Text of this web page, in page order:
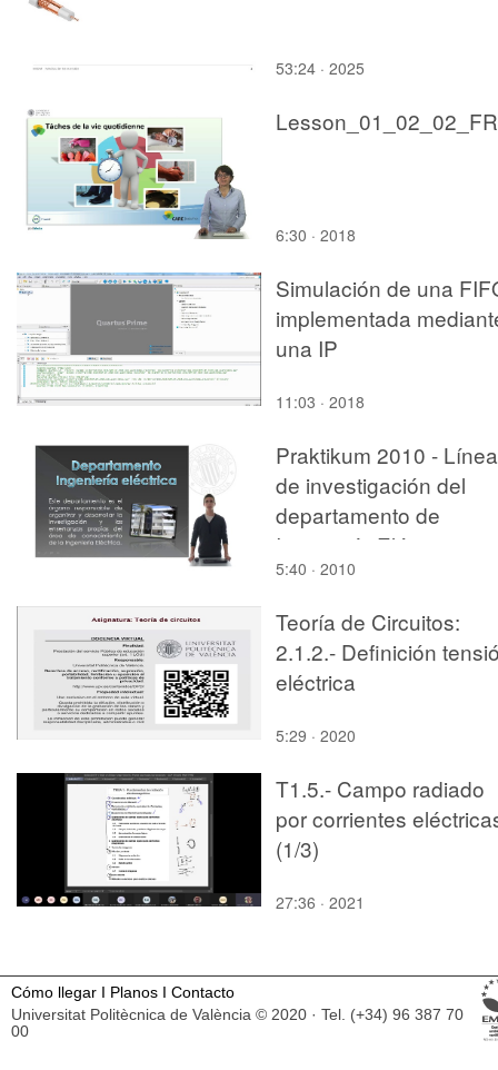
53:24 · 2025
Lesson_01_02_02_FR
6:30 · 2018
Simulación de una
implementada
una IP
11:03 · 2018
Praktikum 2010 -
de investigación del
departamento de
Ingeniería Eléctrica
5:40 · 2010
Teoría de Circuitos:
2.1.2.- Definición
eléctrica
5:29 · 2020
T1.5.- Campo radiado
por corrientes
(1/3)
27:36 · 2021
Cómo llegar I Planos I Contacto
Universitat Politècnica de València © 2020 · Tel. (+34) 96 387 70
00